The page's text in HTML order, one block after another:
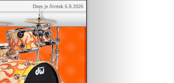
Dnes je čtvrtek 6.8.2026